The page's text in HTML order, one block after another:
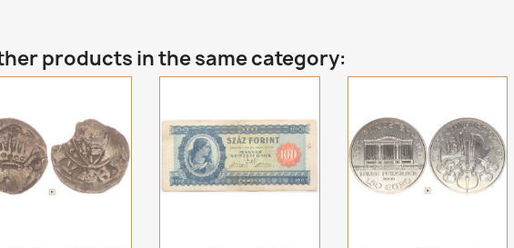
products in the same category: